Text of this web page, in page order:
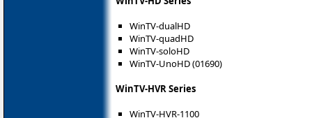
WinTV-dualHD
WinTV-quadHD
WinTV-soloHD
WinTV-UnoHD (01690)
WinTV-HVR Series
WinTV-HVR-1100